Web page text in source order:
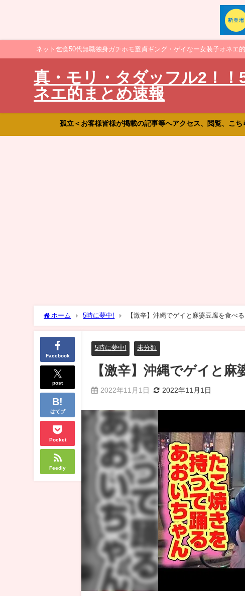
ネット乞食50代無職独身ガチホモ童貞ギング・ゲイなー女装子オネエ
真・モリ・タダッフル2！
ネエ的まとめ速報
孤立＜お客様皆様が掲載の記事等へアクセス、閲覧、こ
ホーム 5時に夢中! 【激辛】沖縄でゲイと麻婆豆腐を食べる
Facebook
post
はてブ
Pocket
Feedly
5時に夢中! 未分類
【激辛】沖縄でゲイと麻
2022年11月1日 2022年11月1日